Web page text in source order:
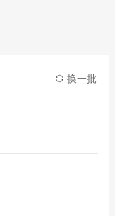
换一批